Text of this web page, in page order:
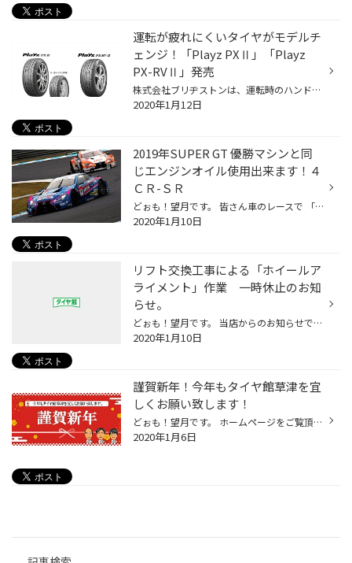
運転が疲れにくいタイヤがモデルチ
ェンジ！「Playz PXⅡ」「Playz
PX-RVⅡ」発売
株式会社ブリヂストンは、運転時のハンドルのふらつき抑制や運転中に無意識に溜まる"ストレス"を軽減することで「疲れにくい」を実現した、「Playz（プレイズ）」ブランドの新商品「Playz PXⅡ」「Playz PX-RVⅡ」を2020年2月から発売します。「Playz PX-RVⅡ」はミニバンの特性を考慮し、設計したミニ...
2020年1月12日
2019年SUPER GT 優勝マシンと同
じエンジンオイル使用出来ます！４
ＣＲ-ＳＲ
どぉも！望月です。 皆さん車のレースで 「SUPER GT」ってご存知でしょうか？ 市販の車をモチーフとしたレーシングカーを使用し国内外のサーキットで 年間タイトルを争う人気のレースカテゴリーです。 性能レギュレーションにより「ＧＴ５００」「ＧＴ３００」と ２クラスに分かれているのですが レ...
2020年1月10日
リフト交換工事による「ホイールア
ライメント」作業 一時休止のお知
らせ。
どぉも！望月です。 当店からのお知らせです。 今月1月23日（木）～25日（土）の間 作業ピット内のリフト交換工事の為 ホイールアライメント作業を一時休止致します。 受注再開は26日（日）を予定しております。 詳しくはお問い合わせ下さい。 ご迷惑をお掛け致しますが、ご了承のほど宜しくお願い...
2020年1月10日
謹賀新年！今年もタイヤ館草津を宜
しくお願い致します！
どぉも！望月です。 ホームページをご覧頂いている皆様 明けましておめでとうございます！今年も当店タイヤ館草津を宜しくお願い致します！ 今日が年明け仕事始めの方も多いのではないでしょうか？ 私は正月休みに、だらけた生活をしていたせいで体がなまけきっています（汗） 体が資本のこの仕事、...
2020年1月6日